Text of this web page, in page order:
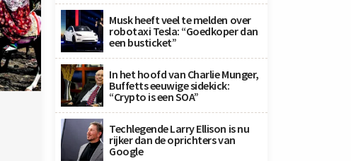
Musk heeft veel te melden over
robotaxi Tesla: “Goedkoper dan
een busticket”
In het hoofd van Charlie Munger,
Buffetts eeuwige sidekick:
“Crypto is een SOA”
Techlegende Larry Ellison is nu
rijker dan de oprichters van
Google